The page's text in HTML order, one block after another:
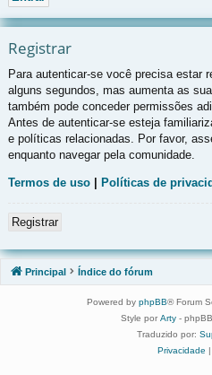
Registrar
Para autenticar-se você precisa estar
alguns segundos, mas aumenta as
também pode conceder permissões
Antes de autenticar-se esteja
e políticas relacionadas. Por favor,
enquanto navegar pela comunidade.
Termos de uso Políticas de
Registrar
Principal Índice do fórum
Powered by phpBB® Forum
Style por Arty -
Traduzido por:
Privacidade |